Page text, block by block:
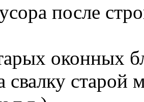
после
оконных
свалку